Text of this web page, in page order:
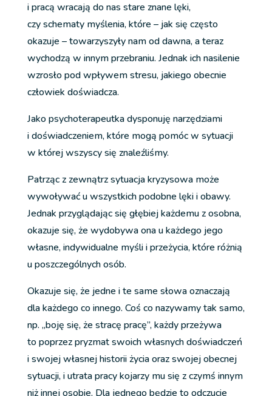
i pracą wracają do nas stare znane lęki,
czy schematy myślenia, które – jak się często
okazuje – towarzyszyły nam od dawna, a teraz
wychodzą w innym przebraniu. Jednak ich nasilenie
wzrosło pod wpływem stresu, jakiego obecnie
człowiek doświadcza.
Jako psychoterapeutka dysponuję narzędziami
i doświadczeniem, które mogą pomóc w sytuacji
w której wszyscy się znaleźliśmy.
Patrząc z zewnątrz sytuacja kryzysowa może
wywoływać u wszystkich podobne lęki i obawy.
Jednak przyglądając się głębiej każdemu z osobna,
okazuje się, że wydobywa ona u każdego jego
własne, indywidualne myśli i przeżycia, które różnią
u poszczególnych osób.
Okazuje się, że jedne i te same słowa oznaczają
dla każdego co innego. Coś co nazywamy tak samo,
np. „boję się, że stracę pracę”, każdy przeżywa
to poprzez pryzmat swoich własnych doświadczeń
i swojej własnej historii życia oraz swojej obecnej
sytuacji, i utrata pracy kojarzy mu się z czymś innym
niż innej osobie. Dla jednego będzie to odczucie